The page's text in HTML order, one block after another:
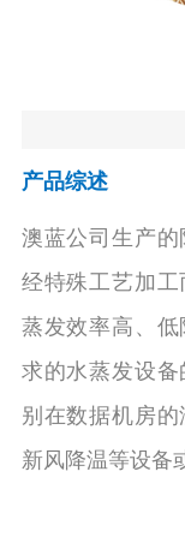
产品综述
澳蓝公司生产
经特殊工艺加工
蒸发效率高、
求的水蒸发设
别在数据机房
新风降温等设备